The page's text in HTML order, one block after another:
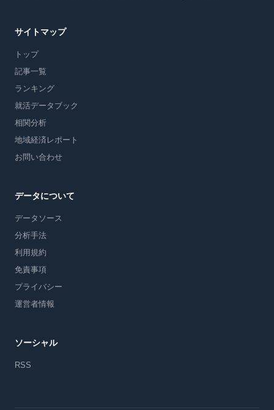
サイトマップ
トップ
記事一覧
ランキング
就活データブック
相関分析
地域経済レポート
お問い合わせ
データについて
データソース
分析手法
利用規約
免責事項
プライバシー
運営者情報
ソーシャル
RSS